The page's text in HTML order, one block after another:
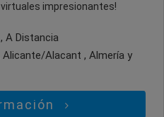
impresionantes!
A Distancia
Alicante/Alacant , Almería y